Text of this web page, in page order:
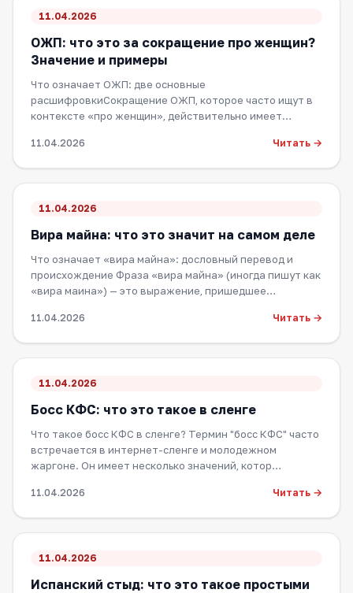
11.04.2026
ОЖП: что это за сокращение про женщин?
Значение и примеры
Что означает ОЖП: две основные
расшифровкиСокращение ОЖП, которое часто ищут в
контексте «про женщин», действительно имеет
11.04.2026 Читать →
11.04.2026
Вира майна: что это значит на самом деле
Что означает «вира майна»: дословный перевод и
происхождение Фраза «вира майна» (иногда пишут как
«вира маина») — это выражение, пришедшее…
11.04.2026 Читать →
11.04.2026
Босс КФС: что это такое в сленге
Что такое босс КФС в сленге? Термин "босс КФС" часто
встречается в интернет-сленге и молодежном
жаргоне. Он имеет несколько значений, котор…
11.04.2026 Читать →
11.04.2026
Испанский стыд: что это такое простыми